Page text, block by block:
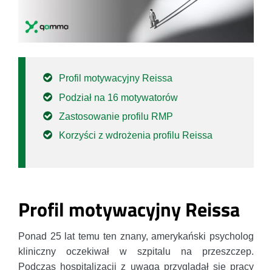
Profil motywacyjny Reissa
Podział na 16 motywatorów
Zastosowanie profilu RMP
Korzyści z wdrożenia profilu Reissa
Profil motywacyjny Reissa
Ponad 25 lat temu ten znany, amerykański psycholog
kliniczny oczekiwał w szpitalu na przeszczep.
Podczas hospitalizacji z uwagą przyglądał się pracy